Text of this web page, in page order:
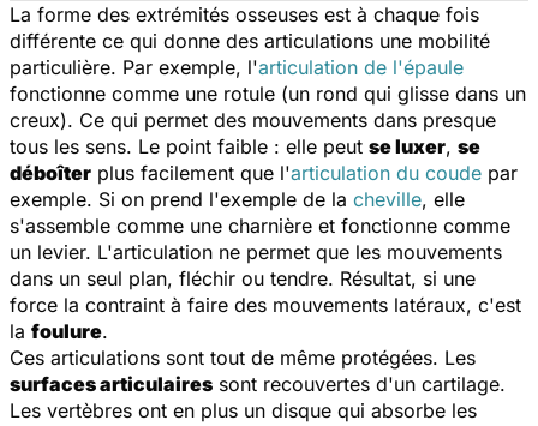
La forme des extrémités osseuses est à chaque fois
différente ce qui donne des articulations une mobilité
particulière. Par exemple, l'articulation de l'épaule
fonctionne comme une rotule (un rond qui glisse dans un
creux). Ce qui permet des mouvements dans presque
tous les sens. Le point faible : elle peut se luxer, se
déboîter plus facilement que l'articulation du coude par
exemple. Si on prend l'exemple de la cheville, elle
s'assemble comme une charnière et fonctionne comme
un levier. L'articulation ne permet que les mouvements
dans un seul plan, fléchir ou tendre. Résultat, si une
force la contraint à faire des mouvements latéraux, c'est
la foulure.
Ces articulations sont tout de même protégées. Les
surfaces articulaires sont recouvertes d'un cartilage.
Les vertèbres ont en plus un disque qui absorbe les